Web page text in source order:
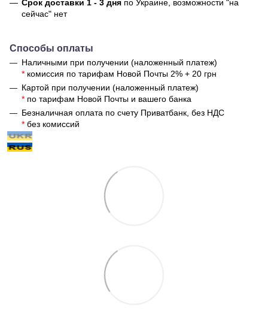
Срок доставки 1 - 3 дня по Украине, возможности "на
сейчас" нет
Способы оплаты
Наличными при получении (наложенный платеж)
* комиссия по тарифам Новой Почты 2% + 20 грн
Картой при получении (наложенный платеж)
* по тарифам Новой Почты и вашего банка
Безналичная оплата по счету Приватбанк, без НДС
* без комиссий